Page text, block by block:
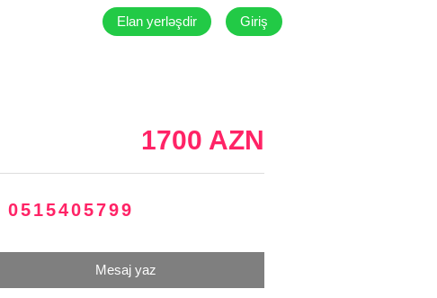
Elan yerləşdir Giriş
1700 AZN
0515405799
Mesaj yaz